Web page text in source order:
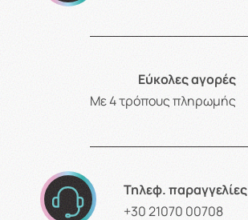
Εύκολες αγορές
Με 4 τρόπους πληρωμής
Τηλεφ. παραγγελίες
+30 21070 00708